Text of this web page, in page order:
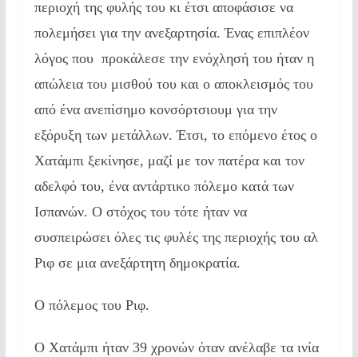
περιοχή της φυλής του κι έτσι αποφάσισε να
πολεμήσει για την ανεξαρτησία. Ένας επιπλέον
λόγος που προκάλεσε την ενόχλησή του ήταν η
απώλεια του μισθού του και ο αποκλεισμός του
από ένα ανεπίσημο κονσόρτσιουμ για την
εξόρυξη των μετάλλων. Έτσι, το επόμενο έτος ο
Χατάμπι ξεκίνησε, μαζί με τον πατέρα και τον
αδελφό του, ένα αντάρτικο πόλεμο κατά των
Ισπανών. Ο στόχος του τότε ήταν να
συσπειρώσει όλες τις φυλές της περιοχής του αλ
Ριφ σε μια ανεξάρτητη δημοκρατία.
Ο πόλεμος του Ριφ.
Ο Χατάμπι ήταν 39 χρονών όταν ανέλαβε τα ινία